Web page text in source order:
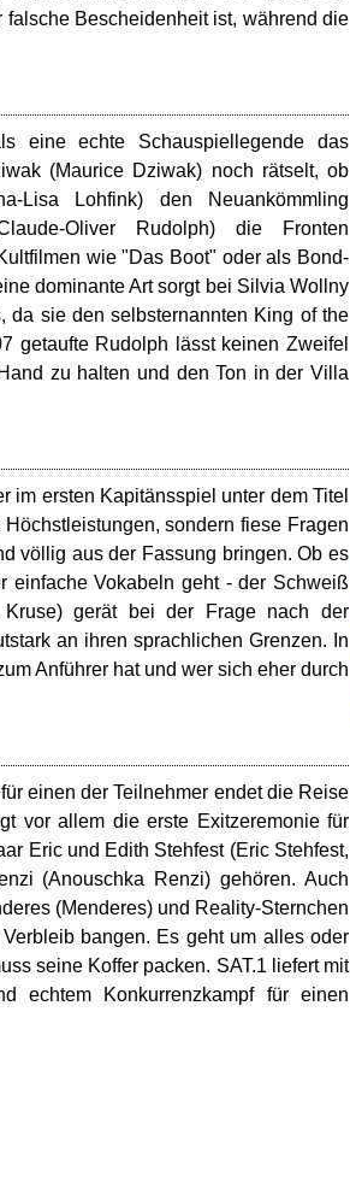
Bescheidenheit ist, während die
eine echte Schauspiellegende das
(Maurice Dziwak) noch rätselt, ob
Lisa Lohfink) den Neuankömmling
Oliver Rudolph) die Fronten
wie "Das Boot" oder als Bond-
dominante Art sorgt bei Silvia Wollny
da sie den selbsternannten King of the
getaufte Rudolph lässt keinen Zweifel
zu halten und den Ton in der Villa
im ersten Kapitänsspiel unter dem Titel
sondern fiese Fragen
völlig aus der Fassung bringen. Ob es
einfache Vokabeln geht - der Schweiß
gerät bei der Frage nach der
an ihren sprachlichen Grenzen. In
Anführer hat und wer sich eher durch
einen der Teilnehmer endet die Reise
vor allem die erste Exitzeremonie für
Eric und Edith Stehfest (Eric Stehfest,
(Anouschka Renzi) gehören. Auch
(Menderes) und Reality-Sternchen
bangen. Es geht um alles oder
seine Koffer packen. SAT.1 liefert mit
echtem Konkurrenzkampf für einen